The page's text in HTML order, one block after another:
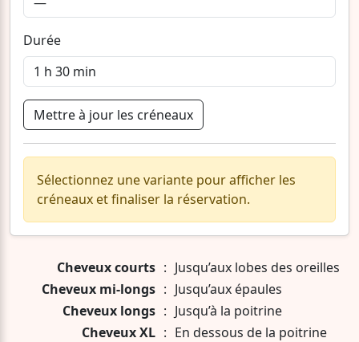
Durée
Mettre à jour les créneaux
Sélectionnez une variante pour afficher les
créneaux et finaliser la réservation.
Cheveux courts : Jusqu’aux lobes des oreilles
Cheveux mi-longs : Jusqu’aux épaules
Cheveux longs : Jusqu’à la poitrine
Cheveux XL : En dessous de la poitrine